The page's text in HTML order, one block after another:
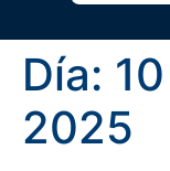
Día:
2025